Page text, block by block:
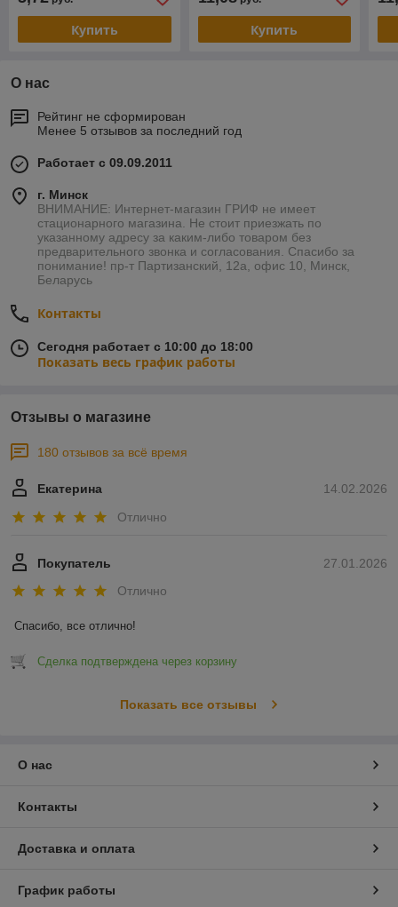
Купить Купить
О нас
Рейтинг не сформирован
Менее 5 отзывов за последний год
Работает с 09.09.2011
г. Минск
ВНИМАНИЕ: Интернет-магазин ГРИФ не имеет
стационарного магазина. Не стоит приезжать по
указанному адресу за каким-либо товаром без
предварительного звонка и согласования. Спасибо за
понимание! пр-т Партизанский, 12а, офис 10, Минск,
Беларусь
Контакты
Сегодня работает с 10:00 до 18:00
Показать весь график работы
Отзывы о магазине
180 отзывов за всё время
14.02.2026
Екатерина
Отлично
27.01.2026
Покупатель
Отлично
Спасибо, все отлично!
Сделка подтверждена через корзину
Показать все отзывы
О нас
Контакты
Доставка и оплата
График работы